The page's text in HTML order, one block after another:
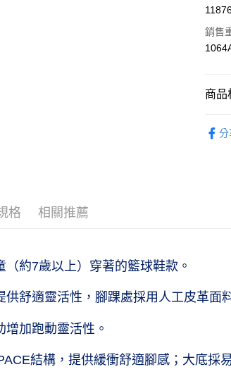
運送
銷售
商品
分
格 相關推薦
（約7歲以上）穿著的籃球鞋款。
供舒適靈活性，腳踝處採用人工皮革面
增加跑動靈活性。
結構，提供緩衝舒適腳感；大底採